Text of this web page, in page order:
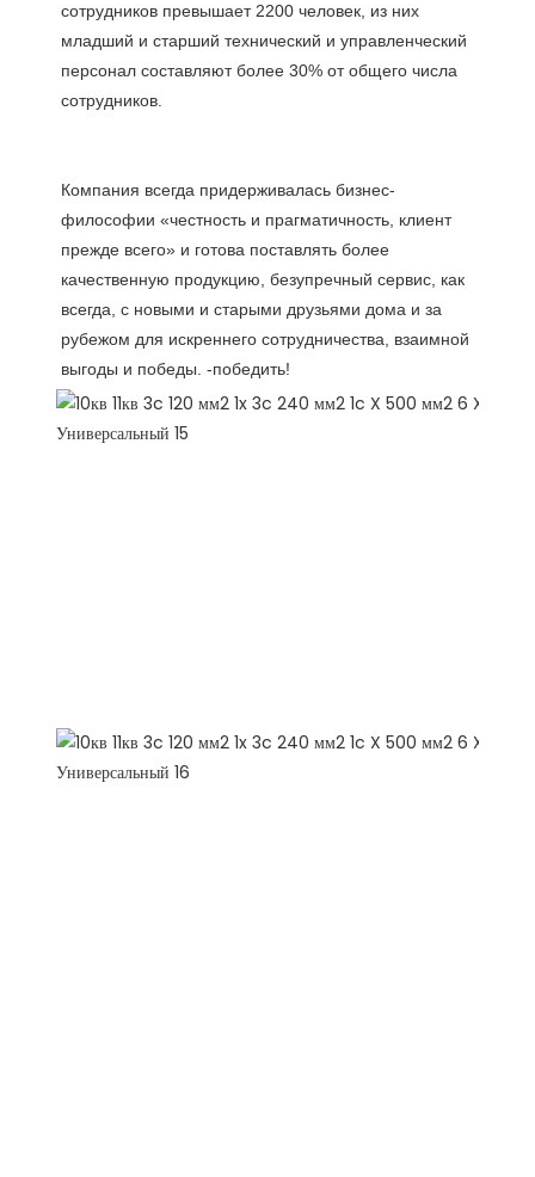
сотрудников превышает 2200 человек, из них
младший и старший технический и управленческий
персонал составляют более 30% от общего числа
Компания всегда придерживалась бизнес-
философии «честность и прагматичность, клиент
прежде всего» и готова поставлять более
качественную продукцию, безупречный сервис, как
всегда, с новыми и старыми друзьями дома и за
рубежом для искреннего сотрудничества, взаимной